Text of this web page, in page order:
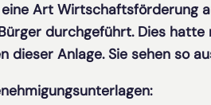
Art Wirtschaftsförderung
durchgeführt. Dies hatte
dieser Anlage. Sie sehen so